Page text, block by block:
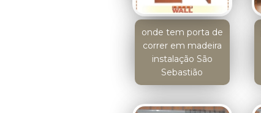
onde tem porta de
correr em madeira
instalação São
Sebastião